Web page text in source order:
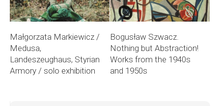
Małgorzata Markiewicz /
Medusa,
Landeszeughaus, Styrian
Armory / solo exhibition
Bogusław Szwacz.
Nothing but Abstraction!
Works from the 1940s
and 1950s